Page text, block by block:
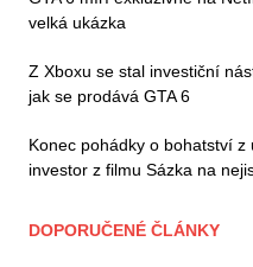
velká ukázka
Z Xboxu se stal investiční
jak se prodává GTA 6
Konec pohádky o bohatství
investor z filmu Sázka na
DOPORUČENÉ ČLÁNKY